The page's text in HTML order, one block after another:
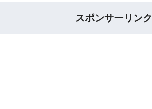
スポンサーリンク